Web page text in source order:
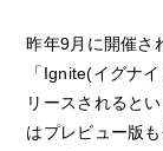
昨年9月に開催さ
「Ignite(イグナ
リースされると
はプレビュー版